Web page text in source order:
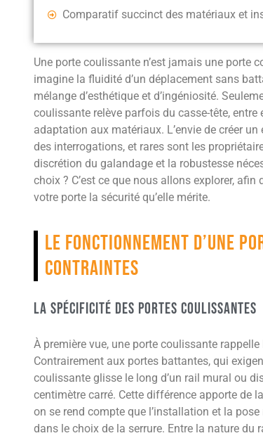
Comparatif succinct des matériaux et
Une porte coulissante n’est jamais une porte
imagine la fluidité d’un déplacement sans
mélange d’esthétique et d’ingéniosité.
coulissante relève parfois du casse-tête,
adaptation aux matériaux. L’envie de créer
des interrogations, et rares sont les
discrétion du galandage et la robustesse
choix ? C’est ce que nous allons explorer, afin
votre porte la sécurité qu’elle mérite.
Le fonctionnement d’une
contraintes
La spécificité des portes coulissantes
À première vue, une porte coulissante
Contrairement aux portes battantes, qui
coulissante glisse le long d’un rail mural ou
centimètre carré. Cette différence apporte de
on se rend compte que l’installation et la
dans le choix de la serrure. Entre la nature du